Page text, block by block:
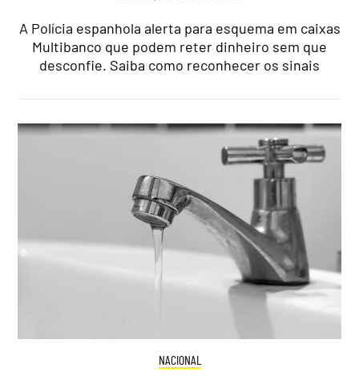
A Polícia espanhola alerta para esquema em caixas
Multibanco que podem reter dinheiro sem que
desconfie. Saiba como reconhecer os sinais
NACIONAL